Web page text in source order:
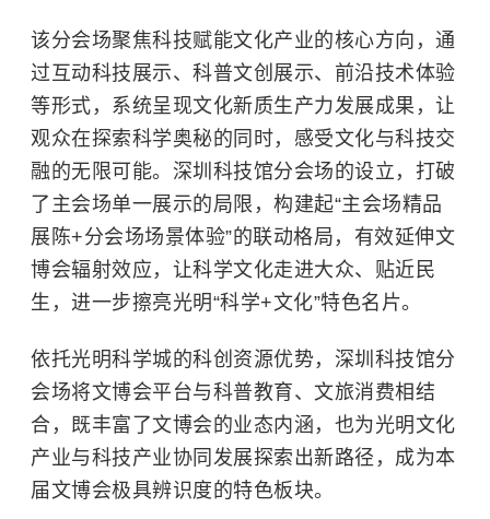
该分会场聚焦科技赋能文化产业的核心方向，通
过互动科技展示、科普文创展示、前沿技术体验
等形式，系统呈现文化新质生产力发展成果，让
观众在探索科学奥秘的同时，感受文化与科技交
融的无限可能。深圳科技馆分会场的设立，打破
了主会场单一展示的局限，构建起“主会场精品
展陈+分会场场景体验”的联动格局，有效延伸文
博会辐射效应，让科学文化走进大众、贴近民
生，进一步擦亮光明“科学+文化”特色名片。
依托光明科学城的科创资源优势，深圳科技馆分
会场将文博会平台与科普教育、文旅消费相结
合，既丰富了文博会的业态内涵，也为光明文化
产业与科技产业协同发展探索出新路径，成为本
届文博会极具辨识度的特色板块。